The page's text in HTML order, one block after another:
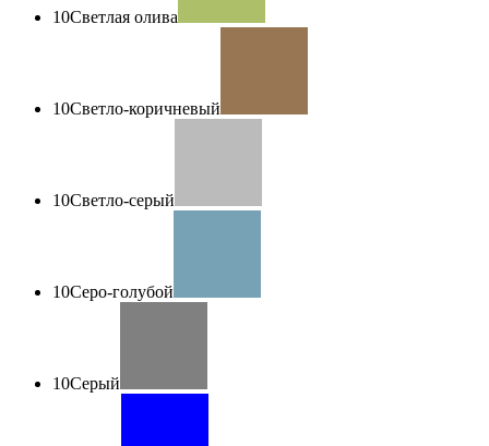
10Светлая олива
10Светло-коричневый
10Светло-серый
10Серо-голубой
10Серый